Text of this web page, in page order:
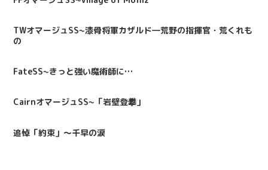
TWオマージュSS~漆骨将軍カザルド―荒野の指揮官・荒くれも
の
FateSS~きっと強い魔術師に…
CairnオマージュSS~「岩壁登攀」
追悼「約束」～千早の涙